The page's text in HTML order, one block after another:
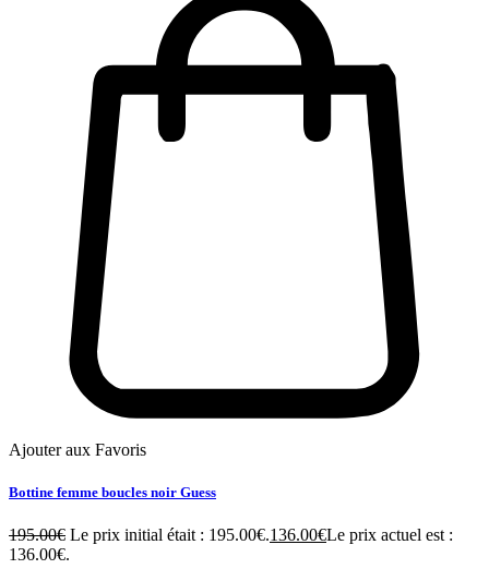
Ajouter aux Favoris
Bottine femme boucles noir Guess
195.00€ Le prix initial était : 195.00€.136.00€Le prix actuel est :
136.00€.